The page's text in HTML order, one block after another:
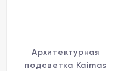
Архитектурная
подсветка Kaimas